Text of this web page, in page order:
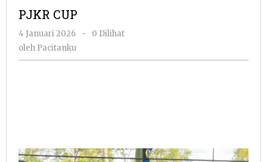
PJKR CUP
4 Januari 2026
oleh
-
0 Dilihat
oleh Pacitanku